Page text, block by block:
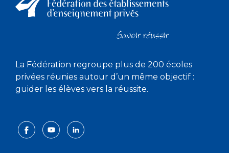
La Fédération regroupe plus de 200 écoles
privées réunies autour d’un même objectif :
guider les élèves vers la réussite.